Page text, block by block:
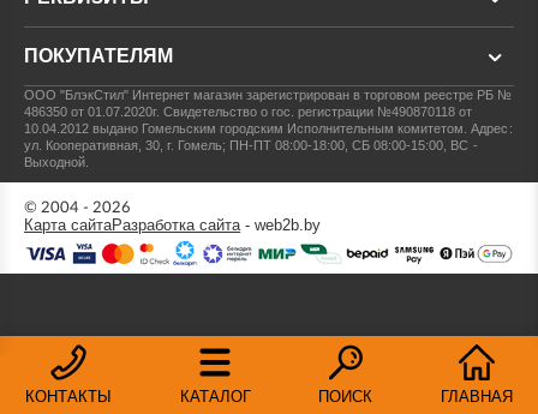
КОНТАКТЫ КАТАЛОГ ПОИСК ГЛАВНАЯ
ПОКУПАТЕЛЯМ
ООО "БлэкСтил" Интернет магазин зарегистрирован в торговом реестре РБ №
486350 от 01.07.2020г.Свидетельство о гос. регистрации №490870118 от
10.04.2012 выдано Гомельским городским Исполнительным комитетом.Адрес:
ул. Кооперативная, 30, г. Гомель; ПН-ПТ 08:00-18:00, СБ 08:00-15:00, ВС -
Выходной.
© 2004 - 2026
Карта сайтаРазработка сайта- web2b.by